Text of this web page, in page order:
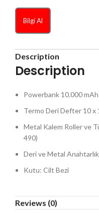
Bilgi Al
Description
Description
Powerbank 10.000
Termo Deri Defter 10 x
Metal Kalem Roller ve
490)
Deri ve Metal
Kutu: Cilt Bezi
Reviews (0)